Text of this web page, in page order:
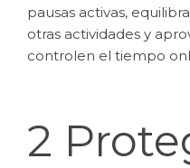
pausas activas,
otras actividades y
controlen el tiempo
2